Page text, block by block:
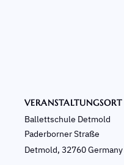
VERANSTALTUNGSORT
Ballettschule Detmold
Paderborner Straße
Detmold, 32760Germany